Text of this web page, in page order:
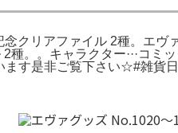
クリアファイル 2種。エヴ
。。キャラクター···コミ
す是非ご覧下さい☆#雑貨